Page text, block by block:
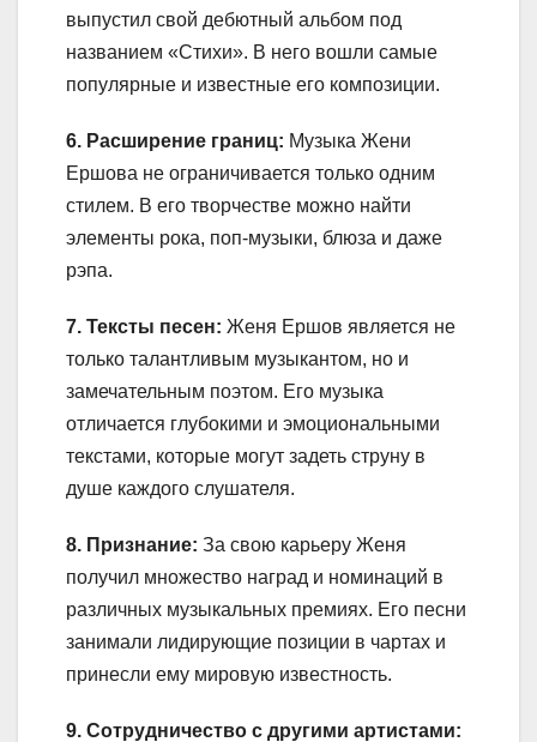
выпустил свой дебютный альбом под
названием «Стихи». В него вошли самые
популярные и известные его композиции.
6. Расширение границ: Музыка Жени
Ершова не ограничивается только одним
стилем. В его творчестве можно найти
элементы рока, поп-музыки, блюза и даже
рэпа.
7. Тексты песен: Женя Ершов является не
только талантливым музыкантом, но и
замечательным поэтом. Его музыка
отличается глубокими и эмоциональными
текстами, которые могут задеть струну в
душе каждого слушателя.
8. Признание: За свою карьеру Женя
получил множество наград и номинаций в
различных музыкальных премиях. Его песни
занимали лидирующие позиции в чартах и
принесли ему мировую известность.
9. Сотрудничество с другими артистами: